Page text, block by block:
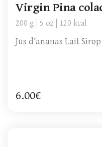
Virgin Pina
200 g 5 oz 120 kcal
Jus d’ananas Lait
6.00€